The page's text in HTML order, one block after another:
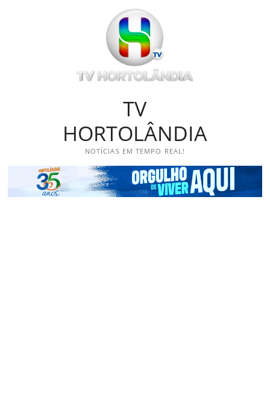
TV
HORTOLÂNDIA
NOTÍCIAS EM TEMPO REAL!